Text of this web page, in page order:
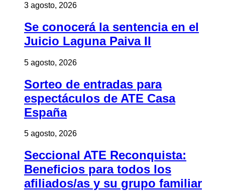
3 agosto, 2026
Se conocerá la sentencia en el
Juicio Laguna Paiva II
5 agosto, 2026
Sorteo de entradas para
espectáculos de ATE Casa
España
5 agosto, 2026
Seccional ATE Reconquista:
Beneficios para todos los
afiliados/as y su grupo familiar